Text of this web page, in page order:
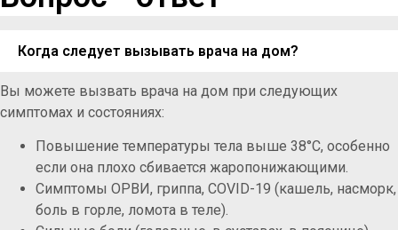
Когда следует вызывать врача на дом?
Вы можете вызвать врача на дом при следующих
симптомах и состояниях:
Повышение температуры тела выше 38°C, особенно
если она плохо сбивается жаропонижающими.
Симптомы ОРВИ, гриппа, COVID-19 (кашель, насморк,
боль в горле, ломота в теле).